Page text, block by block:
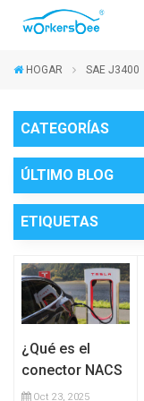
HOGAR SAE J3400
CATEGORÍAS
ÚLTIMO BLOG
ETIQUETAS
¿Qué es el
conector NACS
de Tesla (SAE
Oct 23, 2025